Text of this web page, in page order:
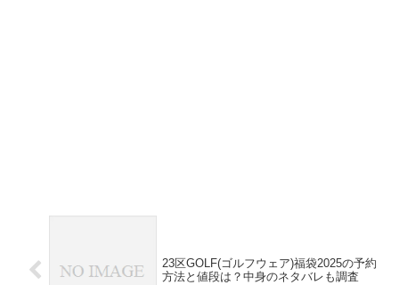
23区GOLF(ゴルフウェア)福袋2025の予約
方法と値段は？中身のネタバレも調査